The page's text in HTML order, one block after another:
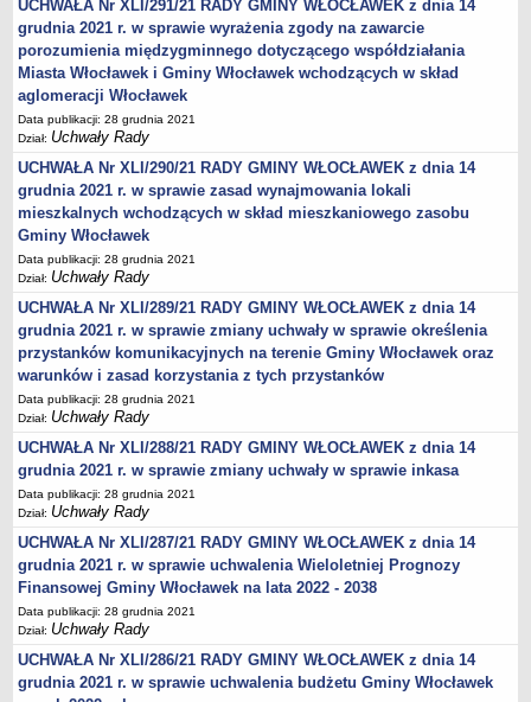
DZIAŁ OGŁOSZEŃ
Roczny Program Współpracy Gminy Włocławek z organizacjami
pozarządowymi - Konsultacje
Nowe statuty sołectw - Konsultacje
Konsultacje 2020 - zmiana granic
Nieodpłatna pomoc prawna
Obwieszczenia Wójta Gminy
Obwieszczenia Wojewody
Obwieszczenia innych organów
Obwieszczenia o sprzedaży
Informacje i Ogłoszenia
Ogłoszenia dot. nieruchomości
Sprawozdania Wójta Gminy
Zawiadomienia
Nabór pracowników
Konkursy - gminne jednostki organizacyjne
Rejestry
Petycje kierowane do Rady Gminy
Petycje kierowane do Wójta Gminy
Raporty o stanie Gminy
Petycje
Spis Rolny 2020
Dostępność cyfrowa strony podmiotowej BIP
UCHWAŁA Nr XLI/291/21 RADY GMINY WŁOCŁAWEK z dnia 14
grudnia 2021 r. w sprawie wyrażenia zgody na zawarcie
porozumienia międzygminnego dotyczącego współdziałania
Miasta Włocławek i Gminy Włocławek wchodzących w skład
aglomeracji Włocławek
Data publikacji: 28 grudnia 2021
Dział: Uchwały Rady
UCHWAŁA Nr XLI/290/21 RADY GMINY WŁOCŁAWEK z dnia 14
grudnia 2021 r. w sprawie zasad wynajmowania lokali
mieszkalnych wchodzących w skład mieszkaniowego zasobu
Gminy Włocławek
Data publikacji: 28 grudnia 2021
Dział: Uchwały Rady
UCHWAŁA Nr XLI/289/21 RADY GMINY WŁOCŁAWEK z dnia 14
grudnia 2021 r. w sprawie zmiany uchwały w sprawie określenia
przystanków komunikacyjnych na terenie Gminy Włocławek oraz
warunków i zasad korzystania z tych przystanków
Data publikacji: 28 grudnia 2021
Dział: Uchwały Rady
UCHWAŁA Nr XLI/288/21 RADY GMINY WŁOCŁAWEK z dnia 14
grudnia 2021 r. w sprawie zmiany uchwały w sprawie inkasa
Data publikacji: 28 grudnia 2021
Dział: Uchwały Rady
UCHWAŁA Nr XLI/287/21 RADY GMINY WŁOCŁAWEK z dnia 14
grudnia 2021 r. w sprawie uchwalenia Wieloletniej Prognozy
Finansowej Gminy Włocławek na lata 2022 - 2038
Data publikacji: 28 grudnia 2021
Dział: Uchwały Rady
UCHWAŁA Nr XLI/286/21 RADY GMINY WŁOCŁAWEK z dnia 14
grudnia 2021 r. w sprawie uchwalenia budżetu Gminy Włocławek